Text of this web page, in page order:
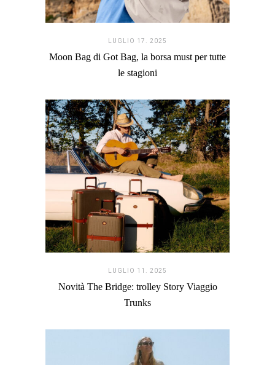
LUGLIO 17. 2025
Moon Bag di Got Bag, la borsa must per tutte
le stagioni
LUGLIO 11. 2025
Novità The Bridge: trolley Story Viaggio
Trunks